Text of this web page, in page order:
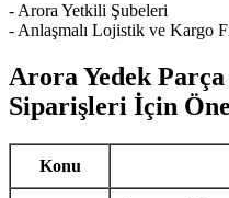
- Arora Yetkili Şubeleri
- Anlaşmalı Lojistik ve Kargo
Arora Yedek
Siparişleri İçin
Konu